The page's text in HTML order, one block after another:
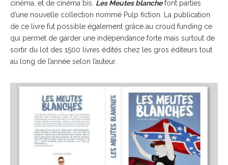
cinéma, et de cinéma bis. Les Meutes blanchefont parties
d’une nouvelle collection nommé Pulp fiction. La publication
de ce livre fut possible également grâce au croud funding ce
qui permet de garder une indépendance forte mais surtout de
sortir du lot des 1500 livres édités chez les gros éditeurs tout
au long de l’année selon l’auteur.